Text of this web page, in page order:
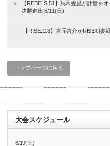
【REBELS.51】馬木愛里が計量を
決勝進出 6/11(日)
【RISE.118】宮元啓介がRISE初
トップページに戻る
大会スケジュール
8/19(土)